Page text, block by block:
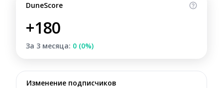
DuneScore
+180
За 3 месяца: 0 (0%)
Изменение подписчиков